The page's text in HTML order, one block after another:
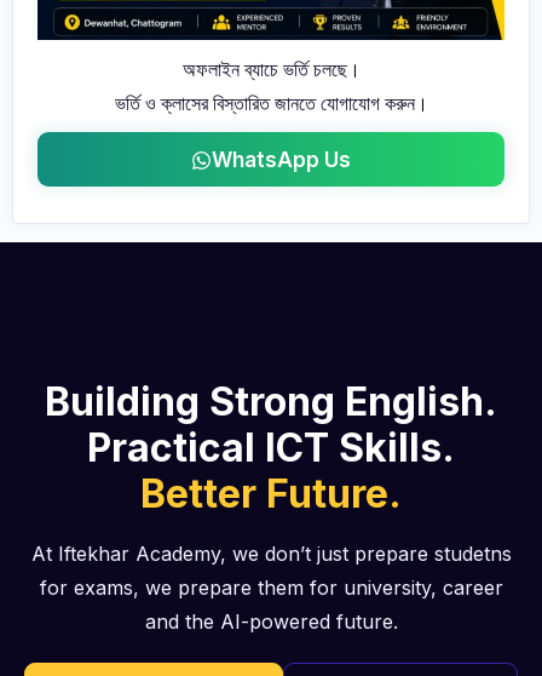
অফলাইন ব্যাচে ভর্তি চলছে।
ভর্তি ও ক্লাসের বিস্তারিত জানতে যোগাযোগ করুন।
WhatsApp Us
Building Strong English.
Practical ICT Skills.
Better Future.
At Iftekhar Academy, we don’t just prepare studetns
for exams, we prepare them for university, career
and the AI-powered future.